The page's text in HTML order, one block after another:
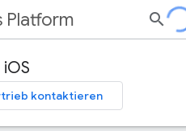
Platform
kontaktieren